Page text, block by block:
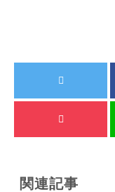
関連記事